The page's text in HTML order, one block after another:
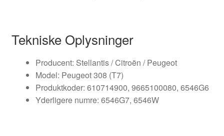
Tekniske Oplysninger
Producent: Stellantis / Citroën / Peugeot
Model: Peugeot 308 (T7)
Produktkoder: 610714900, 9665100080, 6546G6
Yderligere numre: 6546G7, 6546W